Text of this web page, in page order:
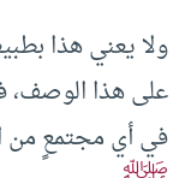
ولا يعني هذا
على هذا الوصف،
في أي مجتمعٍ من